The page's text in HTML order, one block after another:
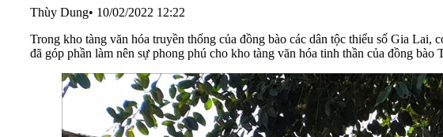
Thùy Dung• 10/02/2022 12:22
Trong kho tàng văn hóa truyền thống của đồng bào các dân tộc thiểu số Gia
đã góp phần làm nên sự phong phú cho kho tàng văn hóa tinh thần của đồng bào